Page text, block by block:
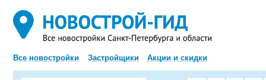
Все новостройки Застройщики Акции и скидки